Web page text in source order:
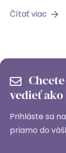
Čítať viac
vedieť
Prihláste sa
priamo do